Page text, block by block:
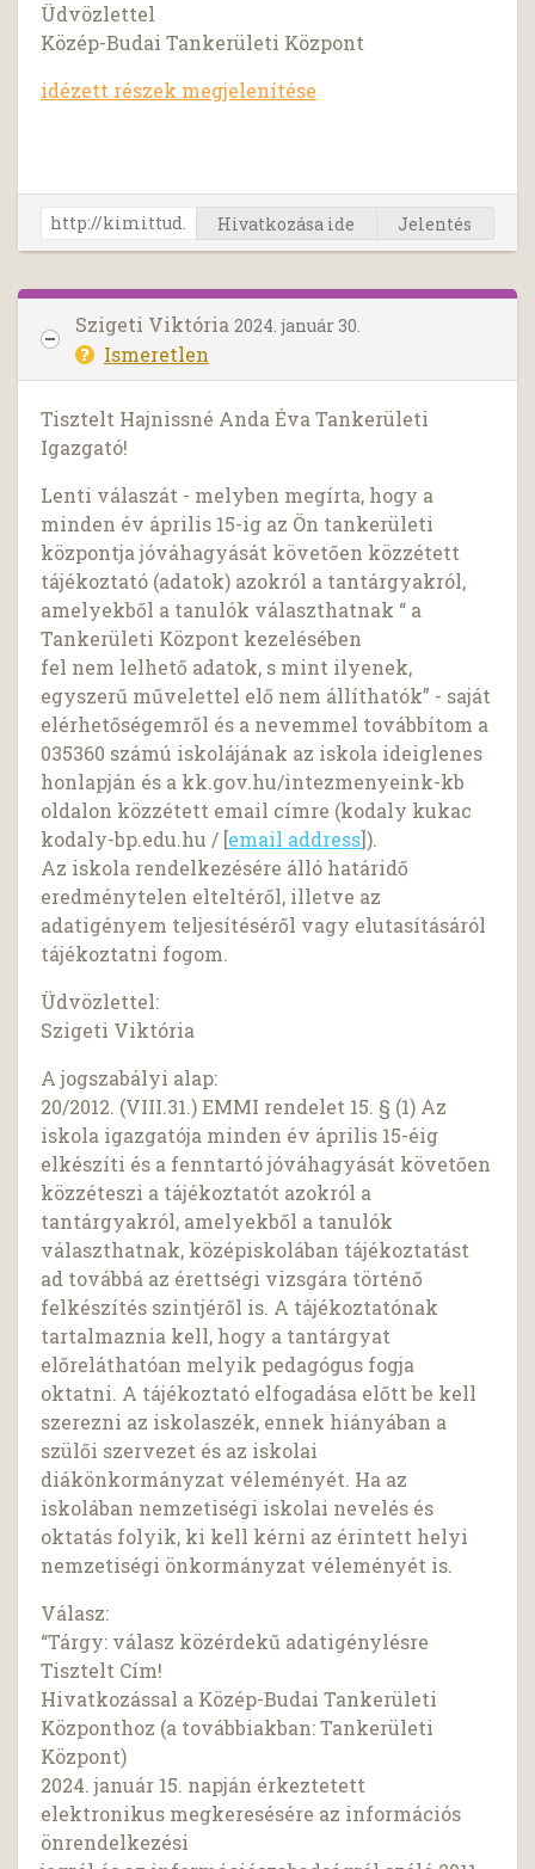
Üdvözlettel
Közép-Budai Tankerületi Központ
idézett részek megjelenítése
Hivatkozása ide Jelentés
Szigeti Viktória 2024. január 30.
Ismeretlen
Tisztelt Hajnissné Anda Éva Tankerületi
Igazgató!
Lenti válaszát - melyben megírta, hogy a
minden év április 15-ig az Ön tankerületi
központja jóváhagyását követően közzétett
tájékoztató (adatok) azokról a tantárgyakról,
amelyekből a tanulók választhatnak “ a
Tankerületi Központ kezelésében
fel nem lelhető adatok, s mint ilyenek,
egyszerű művelettel elő nem állíthatók” - saját
elérhetőségemről és a nevemmel továbbítom a
035360 számú iskolájának az iskola ideiglenes
honlapján és a kk.gov.hu/intezmenyeink-kb
oldalon közzétett email címre (kodaly kukac
kodaly-bp.edu.hu / [email address]).
Az iskola rendelkezésére álló határidő
eredménytelen elteltéről, illetve az
adatigényem teljesítéséről vagy elutasításáról
tájékoztatni fogom.
Üdvözlettel:
Szigeti Viktória
A jogszabályi alap:
20/2012. (VIII.31.) EMMI rendelet 15. § (1) Az
iskola igazgatója minden év április 15-éig
elkészíti és a fenntartó jóváhagyását követően
közzéteszi a tájékoztatót azokról a
tantárgyakról, amelyekből a tanulók
választhatnak, középiskolában tájékoztatást
ad továbbá az érettségi vizsgára történő
felkészítés szintjéről is. A tájékoztatónak
tartalmaznia kell, hogy a tantárgyat
előreláthatóan melyik pedagógus fogja
oktatni. A tájékoztató elfogadása előtt be kell
szerezni az iskolaszék, ennek hiányában a
szülői szervezet és az iskolai
diákönkormányzat véleményét. Ha az
iskolában nemzetiségi iskolai nevelés és
oktatás folyik, ki kell kérni az érintett helyi
nemzetiségi önkormányzat véleményét is.
Válasz:
“Tárgy: válasz közérdekű adatigénylésre
Tisztelt Cím!
Hivatkozással a Közép-Budai Tankerületi
Központhoz (a továbbiakban: Tankerületi
Központ)
2024. január 15. napján érkeztetett
elektronikus megkeresésére az információs
önrendelkezési